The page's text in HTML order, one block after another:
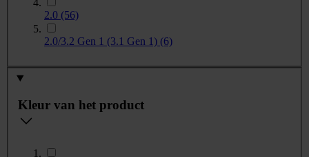
2.0 (56)
2.0/3.2 Gen 1 (3.1 Gen 1) (6)
Kleur van het product